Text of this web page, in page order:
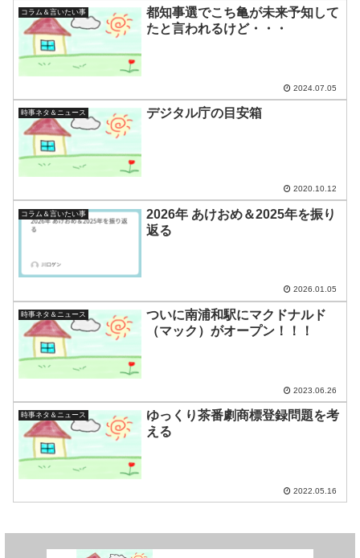
コラム＆言いたい事
都知事選でこち亀が未来予知して
たと言われるけど・・・
2024.07.05
時事ネタ＆ニュース デジタル庁の目安箱
2020.10.12
コラム＆言いたい事
2026年 あけおめ＆2025年を振り
返る
2026.01.05
時事ネタ＆ニュース
ついに南浦和駅にマクドナルド
（マック）がオープン！！！
2023.06.26
時事ネタ＆ニュース
ゆっくり茶番劇商標登録問題を考
える
2022.05.16